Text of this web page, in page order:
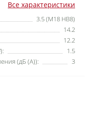
Все характеристики
3.5 (M18 HB8)
14.2
12.2
1.5
(дБ (А)):
3